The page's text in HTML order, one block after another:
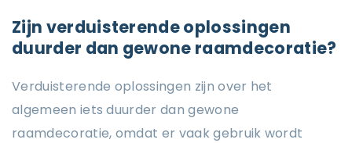
Zijn verduisterende oplossingen
duurder dan gewone raamdecoratie?
Verduisterende oplossingen zijn over het
algemeen iets duurder dan gewone
raamdecoratie, omdat er vaak gebruik wordt